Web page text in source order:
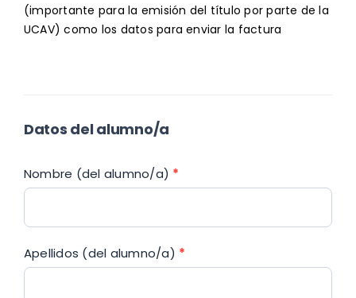
(importante para la emisión del título por parte de la
UCAV) como los datos para enviar la factura
Datos del alumno/a
Nombre (del alumno/a) *
Apellidos (del alumno/a) *